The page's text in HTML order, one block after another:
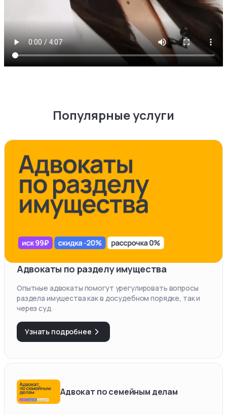
Популярные услуги
Адвокаты по разделу имущества
Опытные адвокаты помогут урегулировать вопросы
раздела имущества как в досудебном порядке, так и
через суд.
Узнать подробнее
Адвокат по семейным делам